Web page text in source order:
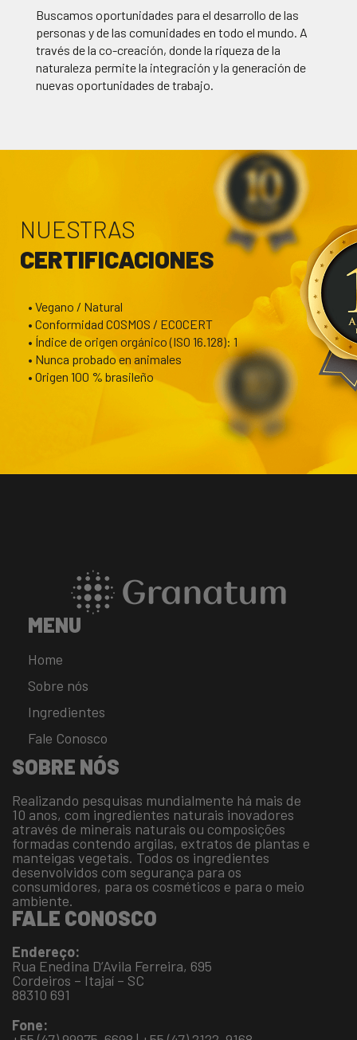
Buscamos oportunidades para el desarrollo de las
personas y de las comunidades en todo el mundo. A
través de la co-creación, donde la riqueza de la
naturaleza permite la integración y la generación de
nuevas oportunidades de trabajo.
NUESTRAS
CERTIFICACIONES
• Vegano / Natural
• Conformidad COSMOS / ECOCERT
• Índice de origen orgánico (ISO 16.128): 1
• Nunca probado en animales
• Origen 100 % brasileño
MENU
Home
Sobre nós
Ingredientes
Fale Conosco
SOBRE NÓS
Realizando pesquisas mundialmente há mais de
10 anos, com ingredientes naturais inovadores
através de minerais naturais ou composições
formadas contendo argilas, extratos de plantas e
manteigas vegetais. Todos os ingredientes
desenvolvidos com segurança para os
consumidores, para os cosméticos e para o meio
ambiente.
FALE CONOSCO
Endereço:
Rua Enedina D’Avila Ferreira, 695
Cordeiros – Itajaí – SC
88310 691
Fone: